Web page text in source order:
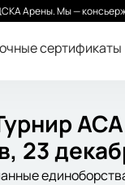
Арены. Мы —
сертификаты
23